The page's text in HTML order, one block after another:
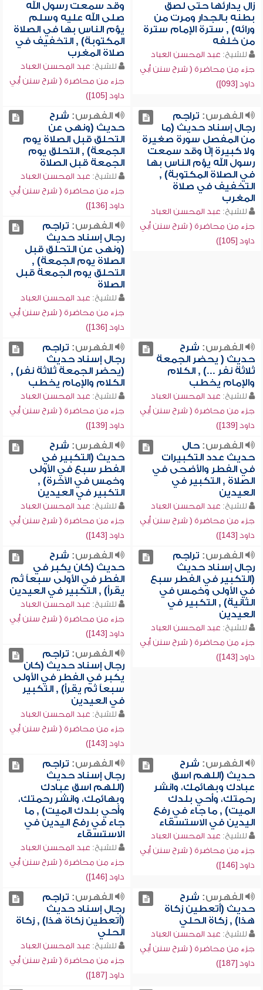
زال يدارئها حتى لصق
بطنه بالجدار ومرت من
ورائه) , سترة الإمام سترة
من خلفه
للشيخ: عبد المحسن العباد
جزء من محاضرة ( شرح سنن أبي
داود [093])
وقد سمعت رسول الله
صلى الله عليه وسلم
يؤم الناس بها في الصلاة
المكتوبة) , التخفيف في
صلاة المغرب
للشيخ: عبد المحسن العباد
جزء من محاضرة ( شرح سنن أبي
داود [105])
الفهرس: تراجم
رجال إسناد حديث (ما
من المفصل سورة صغيرة
ولا كبيرة إلّا وقد سمعت
رسول الله يؤم الناس بها
في الصلاة المكتوبة) ,
التخفيف في صلاة
المغرب
للشيخ: عبد المحسن العباد
جزء من محاضرة ( شرح سنن أبي
داود [105])
الفهرس: شرح
حديث (ونهى عن
التحلق قبل الصلاة يوم
الجمعة) , التحلق يوم
الجمعة قبل الصلاة
للشيخ: عبد المحسن العباد
جزء من محاضرة ( شرح سنن أبي
داود [136])
الفهرس: تراجم
رجال إسناد حديث
(ونهى عن التحلق قبل
الصلاة يوم الجمعة) ,
التحلق يوم الجمعة قبل
الصلاة
للشيخ: عبد المحسن العباد
جزء من محاضرة ( شرح سنن أبي
داود [136])
الفهرس: شرح
حديث ( يحضر الجمعة
ثلاثة نفر ...) , الكلام
والإمام يخطب
للشيخ: عبد المحسن العباد
جزء من محاضرة ( شرح سنن أبي
داود [139])
الفهرس: تراجم
رجال إسناد حديث
(يحضر الجمعة ثلاثة نفر) ,
الكلام والإمام يخطب
للشيخ: عبد المحسن العباد
جزء من محاضرة ( شرح سنن أبي
داود [139])
الفهرس:حال
حديث عدد التكبيرات
في الفطر والأضحى في
الصلاة , التكبير في
العيدين
للشيخ: عبد المحسن العباد
جزء من محاضرة ( شرح سنن أبي
داود [143])
الفهرس: شرح
حديث (التكبير في
الفطر سبع في الأولى
وخمس في الآخرة) ,
التكبير في العيدين
للشيخ: عبد المحسن العباد
جزء من محاضرة ( شرح سنن أبي
داود [143])
الفهرس: تراجم
رجال إسناد حديث
(التكبير في الفطر سبع
في الأولى وخمس في
الثانية) , التكبير في
العيدين
للشيخ: عبد المحسن العباد
جزء من محاضرة ( شرح سنن أبي
داود [143])
الفهرس: شرح
حديث (كان يكبر في
الفطر في الأولى سبعاً ثم
يقرأ) , التكبير في العيدين
للشيخ: عبد المحسن العباد
جزء من محاضرة ( شرح سنن أبي
داود [143])
الفهرس: تراجم
رجال إسناد حديث (كان
يكبر في الفطر في الأولى
سبعاً ثم يقرأ) , التكبير
في العيدين
للشيخ: عبد المحسن العباد
جزء من محاضرة ( شرح سنن أبي
داود [143])
الفهرس: شرح
حديث (اللهم اسق
عبادك وبهائمك، وانشر
رحمتك، وأحي بلدك
الميت) , ما جاء في رفع
اليدين في الاستسقاء
للشيخ: عبد المحسن العباد
جزء من محاضرة ( شرح سنن أبي
داود [146])
الفهرس: تراجم
رجال إسناد حديث
(اللهم اسق عبادك
وبهائمك، وانشر رحمتك،
وأحي بلدك الميت) , ما
جاء في رفع اليدين في
الاستسقاء
للشيخ: عبد المحسن العباد
جزء من محاضرة ( شرح سنن أبي
داود [146])
الفهرس: شرح
حديث (أتعطين زكاة
هذا) , زكاة الحلي
للشيخ: عبد المحسن العباد
جزء من محاضرة ( شرح سنن أبي
داود [187])
الفهرس: تراجم
رجال إسناد حديث
(أتعطين زكاة هذا) , زكاة
الحلي
للشيخ: عبد المحسن العباد
جزء من محاضرة ( شرح سنن أبي
داود [187])